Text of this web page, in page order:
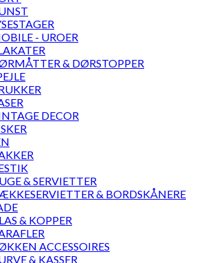
- UROER
& DØRSTOPPER
DECOR
& SERVIETTER
& BORDSKÅNERE
& KOPPER
ACCESSOIRES
& KASSER